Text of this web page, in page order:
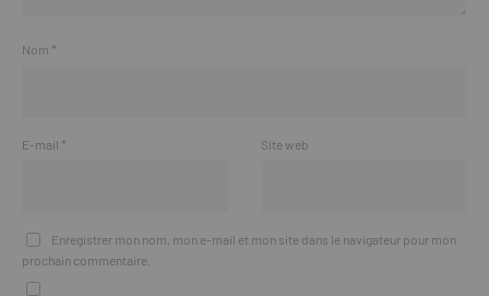
Nom *
E-mail * Site web
Enregistrer mon nom, mon e-mail et mon site dans le navigateur pour mon
prochain commentaire.